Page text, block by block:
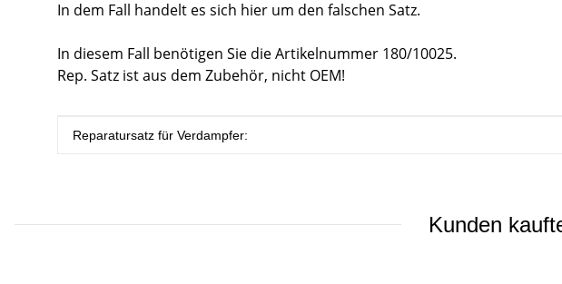
In dem Fall handelt es sich hier um den falschen Satz.
In diesem Fall benötigen Sie die Artikelnummer 180/10025.
Rep. Satz ist aus dem Zubehör, nicht OEM!
Produkteigenschaft
Wert
Reparatursatz für Verdampfer:
Kunden